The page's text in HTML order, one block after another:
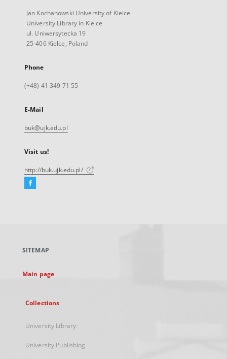
Jan Kochanowski University of Kielce
University Library in Kielce
ul. Uniwersytecka 19
25-406 Kielce, Poland
Phone
(+48) 41 349 71 55
E-Mail
buk@ujk.edu.pl
Visit us!
http://buk.ujk.edu.pl/
Facebook
new
SITEMAP
Main page
Collections
University Library
University Publishing